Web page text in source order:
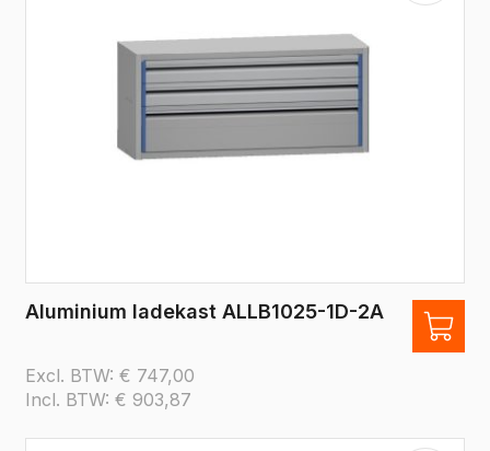
Aluminium ladekast ALLB1025-1D-2A
Excl. BTW: € 747,00
Incl. BTW: € 903,87